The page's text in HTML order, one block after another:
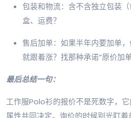
包装和物流：含不含独立包装
盒、运费？
售后加单：如果半年内要加单
就跟着涨？找那种承诺“原价加
最后总结一句：
工作服Polo衫的报价不是死数字，